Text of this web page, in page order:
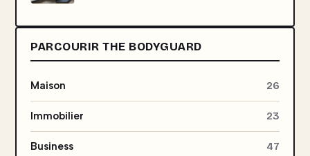
PARCOURIR THE BODYGUARD
Maison 26
Immobilier 23
Business 47